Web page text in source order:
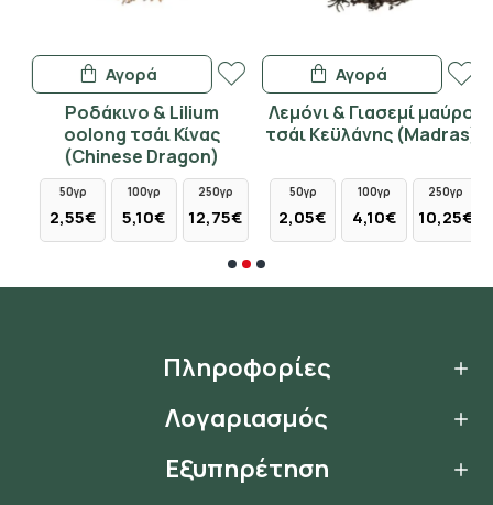
Ροδάκινο & Lilium
oolong τσάι Κίνας
(Chinese Dragon)
50γρ
2,55€
100γρ
5,10€
250γρ
12,75€
Αγορά
Λεμόνι & Γιασεμί μαύρο
τσάι Κεϋλάνης (Madras)
50γρ
2,05€
100γρ
4,10€
250γρ
10,25€
Αγορά
Πληροφορίες
Λογαριασμός
Εξυπηρέτηση